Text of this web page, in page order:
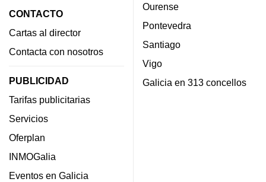
CONTACTO
Cartas al director
Contacta con nosotros
PUBLICIDAD
Tarifas publicitarias
Servicios
Oferplan
INMOGalia
Eventos en Galicia
Ourense
Pontevedra
Santiago
Vigo
Galicia en 313 concellos